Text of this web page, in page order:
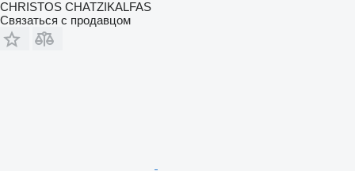
CHRISTOS CHATZIKALFAS
Связаться с продавцом